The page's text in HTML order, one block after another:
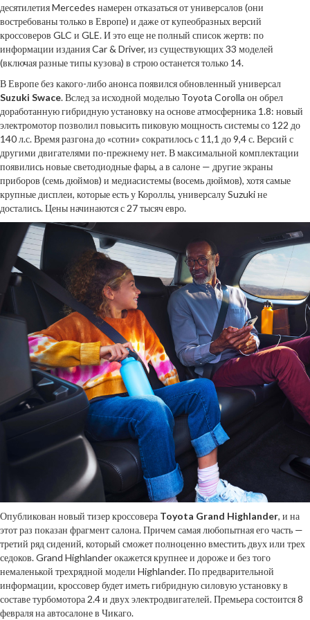
десятилетия Mercedes намерен отказаться от универсалов (они
востребованы только в Европе) и даже от купеобразных версий
кроссоверов GLC и GLE. И это еще не полный список жертв: по
информации издания Car & Driver, из существующих 33 моделей
(включая разные типы кузова) в строю останется только 14.
В Европе без какого-либо анонса появился обновленный универсал
Suzuki Swace. Вслед за исходной моделью Toyota Corolla он обрел
доработанную гибридную установку на основе атмосферника 1.8: новый
электромотор позволил повысить пиковую мощность системы со 122 до
140 л.с. Время разгона до «сотни» сократилось с 11,1 до 9,4 с. Версий с
другими двигателями по-прежнему нет. В максимальной комплектации
появились новые светодиодные фары, а в салоне — другие экраны
приборов (семь дюймов) и медиасистемы (восемь дюймов), хотя самые
крупные дисплеи, которые есть у Короллы, универсалу Suzuki не
достались. Цены начинаются с 27 тысяч евро.
Опубликован новый тизер кроссовера Toyota Grand Highlander, и на
этот раз показан фрагмент салона. Причем самая любопытная его часть —
третий ряд сидений, который сможет полноценно вместить двух или трех
седоков. Grand Highlander окажется крупнее и дороже и без того
немаленькой трехрядной модели Highlander. По предварительной
информации, кроссовер будет иметь гибридную силовую установку в
составе турбомотора 2.4 и двух электродвигателей. Премьера состоится 8
февраля на автосалоне в Чикаго.